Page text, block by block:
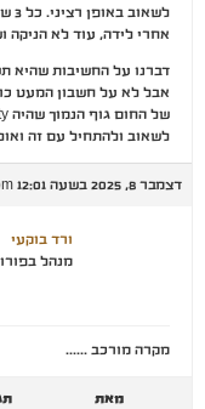
אחרי לידה, עוד לא
דברנו על החשיבות שהיא
אבל לא על חשבון המעט
לשאוב ולהתחיל עם זה
דצמבר 8, 2025 בשעה 12:01 pm
ורד בוקעי
מנהל
מקרה מורכב ……
מאת